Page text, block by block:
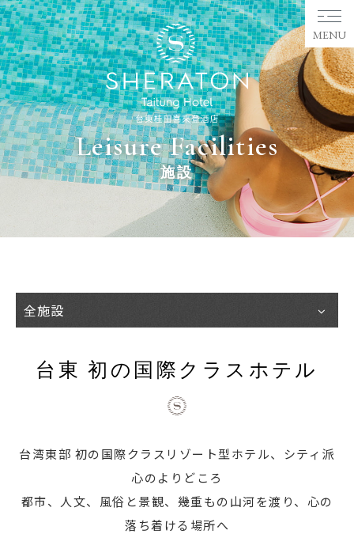
MENU
Leisure Facilities
施設
全施設
台東 初の国際クラスホテル
台湾東部 初の国際クラスリゾート型ホテル、シティ派
心のよりどころ
都市、人文、風俗と景観、幾重もの山河を渡り、心の
落ち着ける場所へ